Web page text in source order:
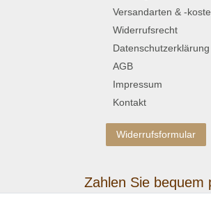
Versandarten & -
Widerrufsrecht
Datenschutzerklärung
AGB
Impressum
Kontakt
Widerrufsformular
Zahlen Sie bequem